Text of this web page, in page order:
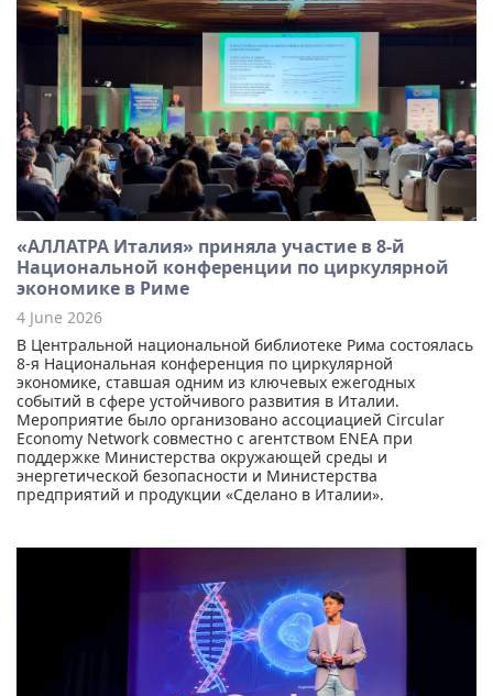
«АЛЛАТРА Италия» приняла участие в 8-й
Национальной конференции по циркулярной
экономике в Риме
4 June 2026
В Центральной национальной библиотеке Рима состоялась
8-я Национальная конференция по циркулярной
экономике, ставшая одним из ключевых ежегодных
событий в сфере устойчивого развития в Италии.
Мероприятие было организовано ассоциацией Circular
Economy Network совместно с агентством ENEA при
поддержке Министерства окружающей среды и
энергетической безопасности и Министерства
предприятий и продукции «Сделано в Италии».